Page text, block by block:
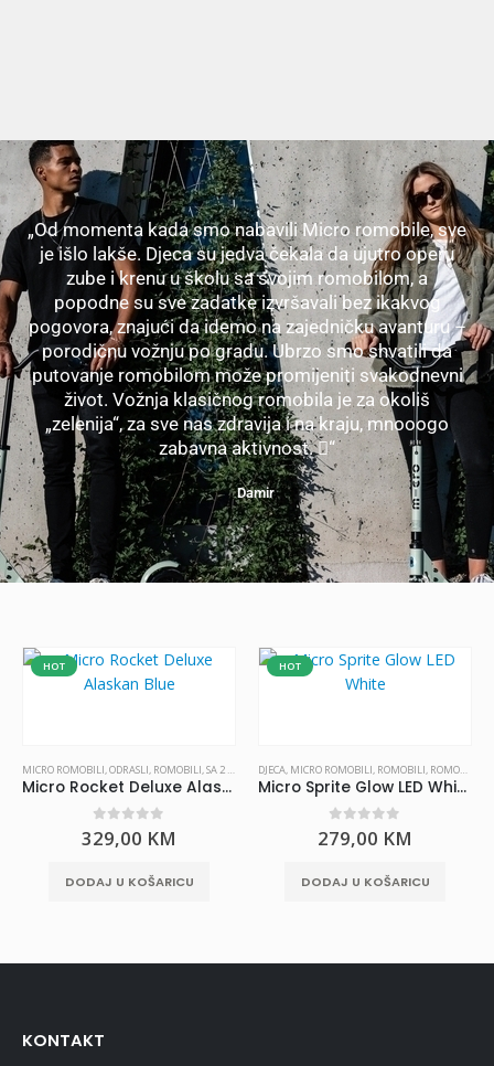
„Od momenta kada smo nabavili Micro romobile, sve
je išlo lakše. Djeca su jedva čekala da ujutro operu
zube i krenu u školu sa svojim romobilom, a
popodne su sve zadatke izvršavali bez ikakvog
pogovora, znajući da idemo na zajedničku avanturu –
porodičnu vožnju po gradu. Ubrzo smo shvatili da
putovanje romobilom može promijeniti svakodnevni
život. Vožnja klasičnog romobila je za okoliš
„zelenija“, za sve nas zdravija i na kraju, mnooogo
zabavna aktivnost. “
Damir
HOT
MICRO ROMOBILI,ODRASLI, ROMOBILI,SA 2 TOČKA
Micro Rocket Deluxe Alaskan Blue
0out of 5
329,00 KM
DODAJ U KOŠARICU
HOT
DJECA, MICRO ROMOBILI, ROMOBILI, ROMOBILI ZA UZRAST 10+ I TINEJDŽERI
Micro Sprite Glow LED White
0out of 5
279,00 KM
DODAJ U KOŠARICU
KONTAKT